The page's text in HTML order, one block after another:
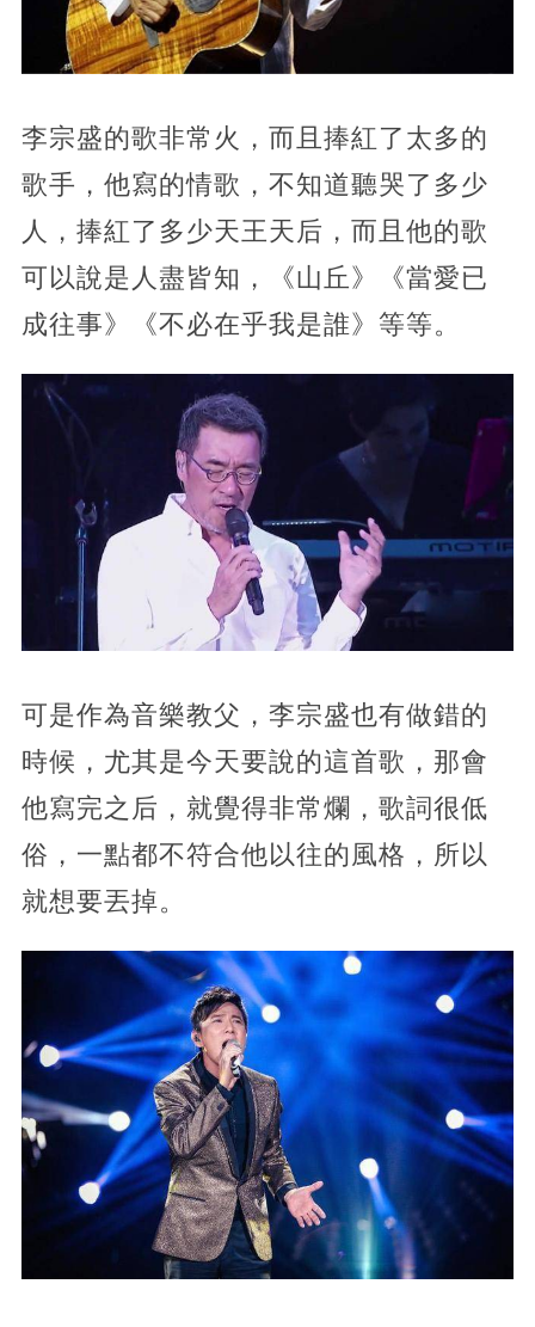
李宗盛的歌非常火，而且捧紅了太多的
歌手，他寫的情歌，不知道聽哭了多少
人，捧紅了多少天王天后，而且他的歌
可以說是人盡皆知，《山丘》《當愛已
成往事》《不必在乎我是誰》等等。
可是作為音樂教父，李宗盛也有做錯的
時候，尤其是今天要說的這首歌，那會
他寫完之后，就覺得非常爛，歌詞很低
俗，一點都不符合他以往的風格，所以
就想要丟掉。